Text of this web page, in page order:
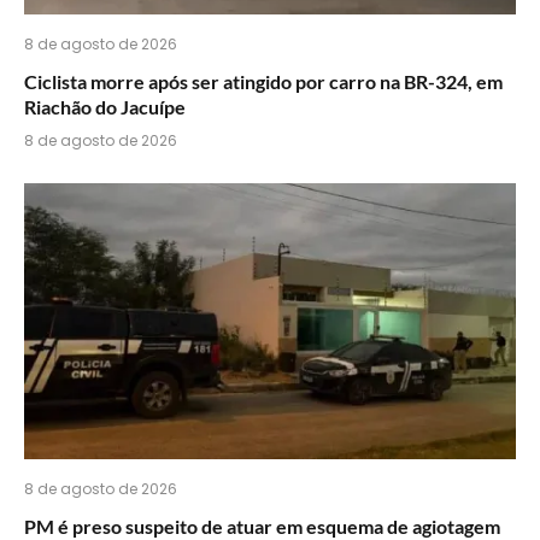
8 de agosto de 2026
Ciclista morre após ser atingido por carro na BR-324, em
Riachão do Jacuípe
8 de agosto de 2026
8 de agosto de 2026
PM é preso suspeito de atuar em esquema de agiotagem